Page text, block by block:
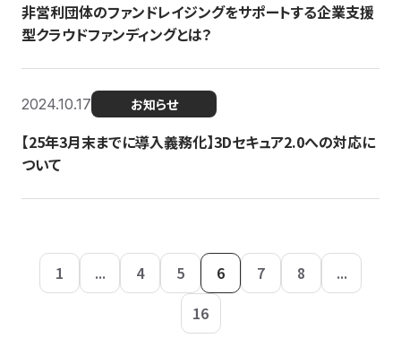
非営利団体のファンドレイジングをサポートする企業支援
型クラウドファンディングとは？
2024.10.17 お知らせ
【25年3月末までに導入義務化】3Dセキュア2.0への対応に
ついて
1 ... 4 5 6 7 8
...
16